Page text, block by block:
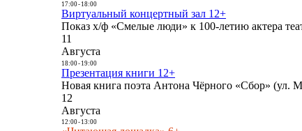
17:00- 18:00
Виртуальный концертный зал 12+
Показ х/ф «Смелые люди» к 100-летию актера
11
Августа
18:00- 19:00
Презентация книги 12+
Новая книга поэта Антона Чёрного «Сбор» (ул.
12
Августа
12:00- 13:00